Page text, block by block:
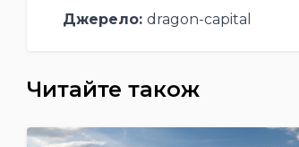
Джерело: dragon-capital
Читайте також